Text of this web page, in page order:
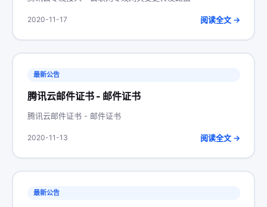
2020-11-17 阅读全文 →
最新公告
腾讯云邮件证书 - 邮件证书
腾讯云邮件证书 - 邮件证书
2020-11-13 阅读全文 →
最新公告